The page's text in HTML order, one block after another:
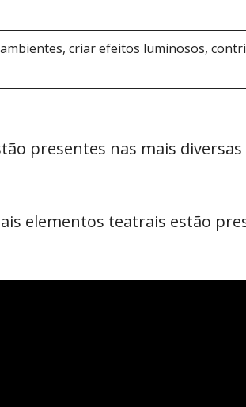
criar efeitos luminosos,
presentes nas mais
elementos teatrais estão